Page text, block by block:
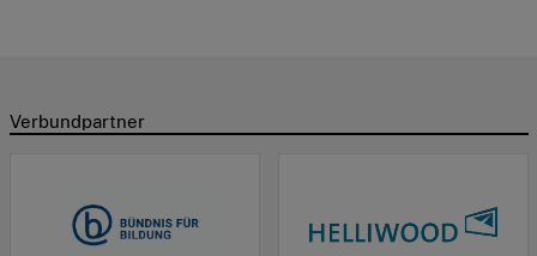
Verbundpartner